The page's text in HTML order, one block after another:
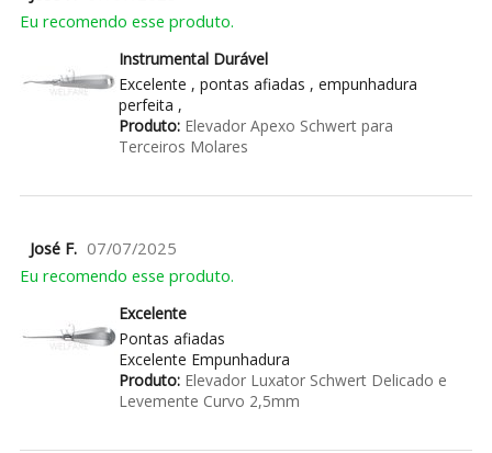
Eu recomendo esse produto.
Instrumental Durável
Excelente , pontas afiadas , empunhadura
perfeita ,
Produto:Elevador Apexo Schwert para
Terceiros Molares
José F. 07/07/2025
Eu recomendo esse produto.
Excelente
Pontas afiadas
Excelente Empunhadura
Produto:Elevador Luxator Schwert Delicado e
Levemente Curvo 2,5mm